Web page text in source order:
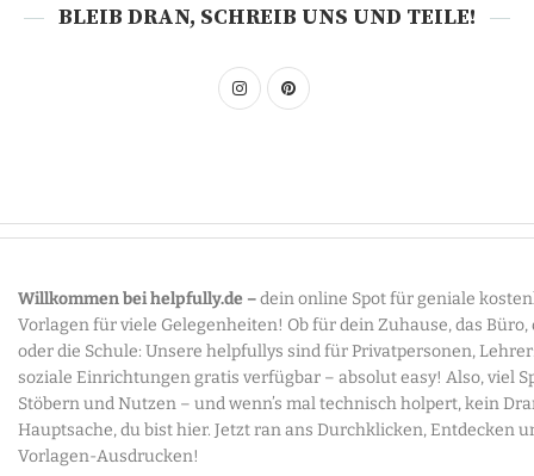
BLEIB DRAN, SCHREIB UNS UND TEILE!
Willkommen bei helpfully.de –dein online Spot für geniale
Vorlagen für viele Gelegenheiten! Ob für dein Zuhause, das Büro,
oder die Schule: Unsere helpfullys sind für Privatpersonen,
soziale Einrichtungen gratis verfügbar – absolut easy! Also, viel
Stöbern und Nutzen – und wenn’s mal technisch holpert, kein
Hauptsache, du bist hier. Jetzt ran ans Durchklicken, Entdecken
Vorlagen-Ausdrucken!